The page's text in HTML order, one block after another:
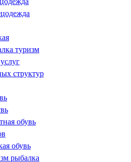
туризм
структур
обувь
обувь
рыбалка